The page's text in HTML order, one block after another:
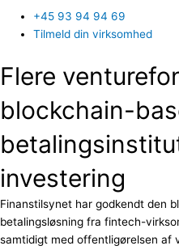
+45 93 94 94 69
Tilmeld din virksomhed
Flere
blockchain-
investering
Finanstilsynet har godkendt den
betalingsløsning fra fintech-
samtidigt med offentligørelsen af